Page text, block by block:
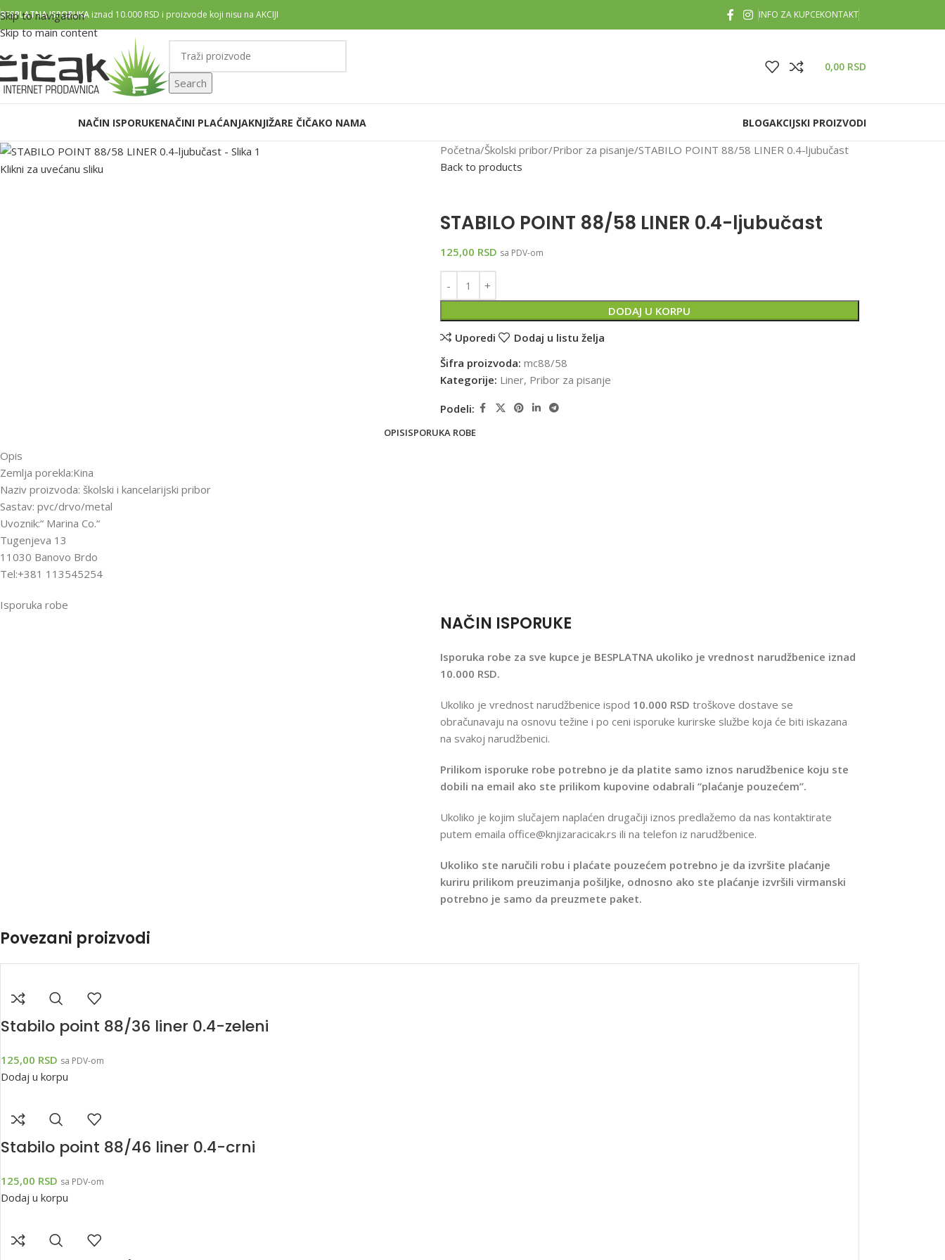
Skip to navigation
Skip to main content
BESPLATNA ISPORUKA iznad 10.000 RSD i proizvode koji nisu na AKCIJI INFO ZA KUPCEKONTAKT
Search
0,00 RSD
NAČIN ISPORUKENAČINI PLAĆANJAKNJIŽARE ČIČAKO NAMA BLOGAKCIJSKI PROIZVODI
Klikni za uvećanu sliku
Početna Školski pribor Pribor za pisanje STABILO POINT 88/58 LINER 0.4-ljubučast
Back to products
STABILO POINT 88/58 LINER 0.4-ljubučast
125,00 RSD sa PDV-om
DODAJ U KORPU
Uporedi
Dodaj u listu želja
Šifra proizvoda: mc88/58
Kategorije: Liner, Pribor za pisanje
Podeli:
OPISISPORUKA ROBE
Opis
Zemlja porekla:Kina
Naziv proizvoda: školski i kancelarijski pribor
Sastav: pvc/drvo/metal
Uvoznik:“ Marina Co.“
Tugenjeva 13
11030 Banovo Brdo
Tel:+381 113545254
Isporuka robe
NAČIN ISPORUKE
Isporuka robe za sve kupce je BESPLATNA ukoliko je vrednost narudžbenice iznad
10.000 RSD.
Ukoliko je vrednost narudžbenice ispod 10.000 RSD troškove dostave se
obračunavaju na osnovu težine i po ceni isporuke kurirske službe koja će biti iskazana
na svakoj narudžbenici.
Prilikom isporuke robe potrebno je da platite samo iznos narudžbenice koju ste
dobili na email ako ste prilikom kupovine odabrali “plaćanje pouzećem”.
Ukoliko je kojim slučajem naplaćen drugačiji iznos predlažemo da nas kontaktirate
putem emaila office@knjizaracicak.rs ili na telefon iz narudžbenice.
Ukoliko ste naručili robu i plaćate pouzećem potrebno je da izvršite plaćanje
kuriru prilikom preuzimanja pošiljke, odnosno ako ste plaćanje izvršili virmanski
potrebno je samo da preuzmete paket.
Povezani proizvodi
Stabilo point 88/36 liner 0.4-zeleni
125,00 RSD sa PDV-om
Dodaj u korpu
Stabilo point 88/46 liner 0.4-crni
125,00 RSD sa PDV-om
Dodaj u korpu